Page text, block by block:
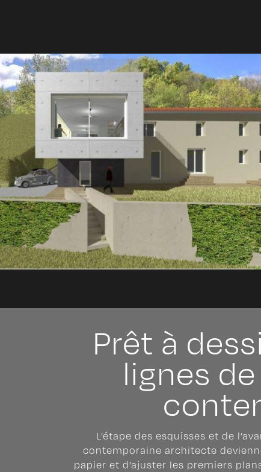
Prêt à
lignes
L’étape des esquisses et de
contemporaine architecte
papier et d’ajuster les premiers